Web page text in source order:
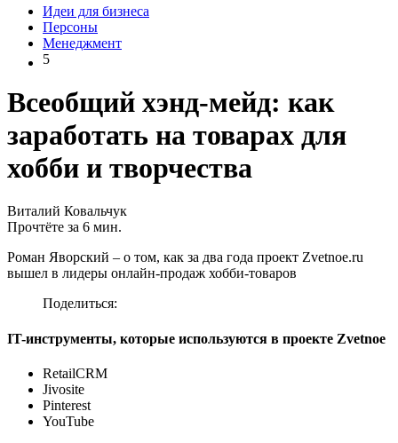
Идеи для бизнеса
Персоны
Менеджмент
5
Всеобщий хэнд-мейд: как
заработать на товарах для
хобби и творчества
Виталий Ковальчук
Прочтёте за 6 мин.
Роман Яворский – о том, как за два года проект Zvetnoe.ru
вышел в лидеры онлайн-продаж хобби-товаров
Поделиться:
IT-инструменты, которые используются в проекте Zvetnoe
RetailCRM
Jivosite
Pinterest
YouTube